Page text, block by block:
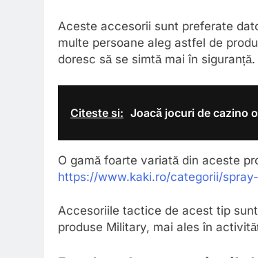
Aceste accesorii sunt preferate
multe persoane aleg astfel de
doresc să se simtă mai în siguranță.
Citeste si: Joacă jocuri de cazino
O gamă foarte variată din aceste
https://www.kaki.ro/categorii/
Accesoriile tactice de acest tip
produse Military, mai ales în